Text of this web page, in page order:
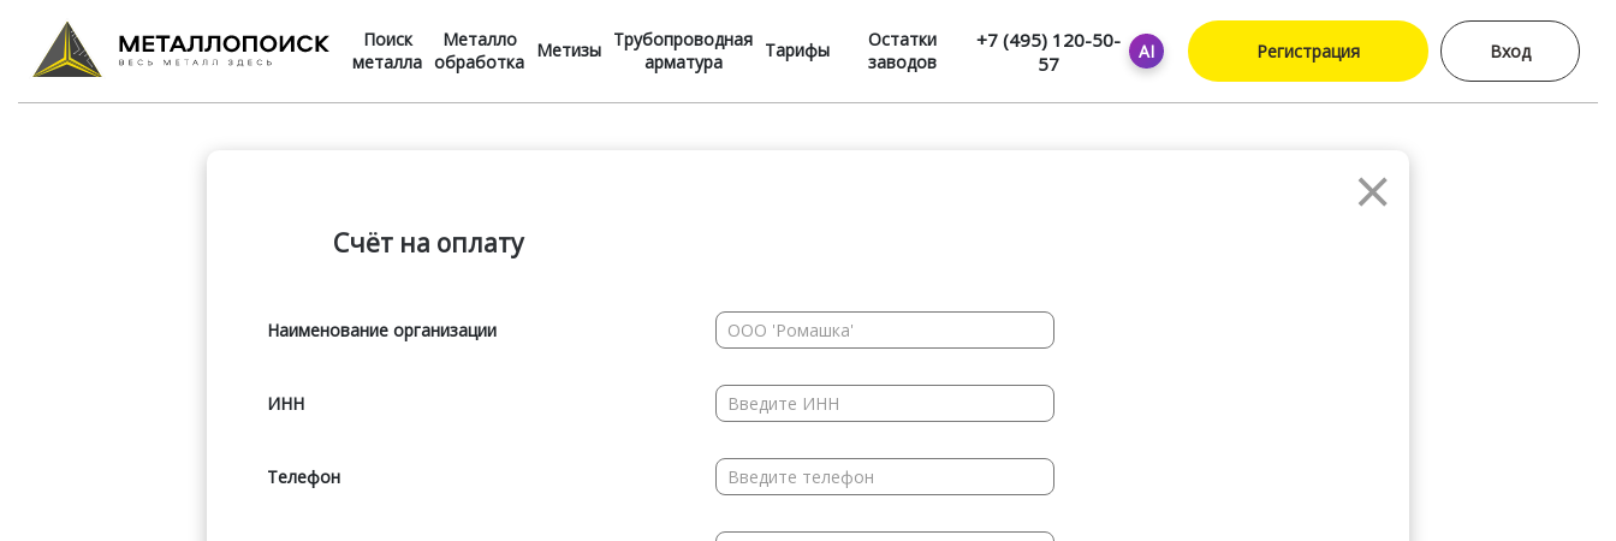
Поиск
металла
Металло
обработка Метизы Трубопроводная
арматура
Тарифы
Остатки
заводов
+7 (495) 120-50-
57
AI Регистрация Вход
×
Счёт на оплату
Наименование организации
ИНН
Телефон